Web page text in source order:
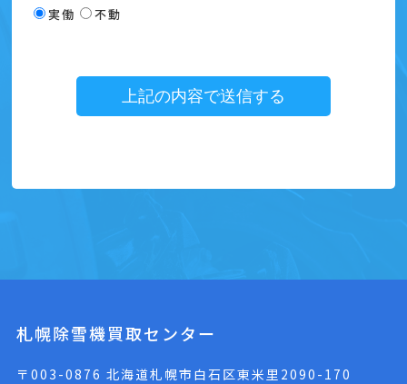
実働 不動
札幌除雪機買取センター
〒003-0876 北海道札幌市白石区東米里2090-170